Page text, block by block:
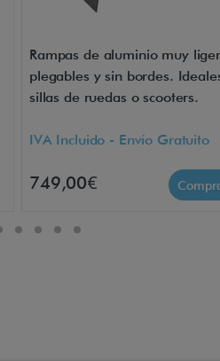
Rampas de aluminio muy
plegables y sin bordes.
sillas de ruedas o scooters.
IVA Incluido - Envío Gratuito
749,00€